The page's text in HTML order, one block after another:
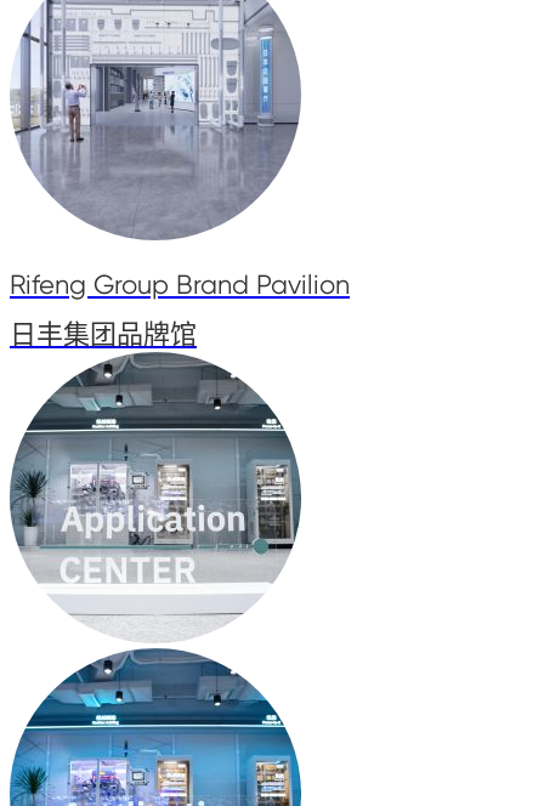
Rifeng Group Brand Pavilion
日丰集团品牌馆